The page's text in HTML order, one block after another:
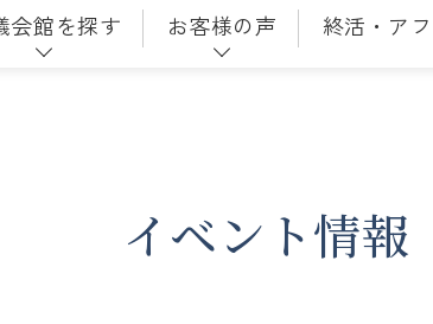
会館を探す お客様の声 終活・ア
イベント情報